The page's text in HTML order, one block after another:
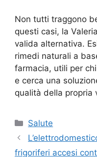
Non tutti traggono
questi casi, la
valida alternativa.
rimedi naturali a
farmacia, utili per
e cerca una
qualità della propria
Categorie
Salute
frigoriferi accesi